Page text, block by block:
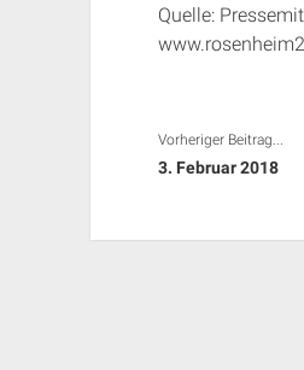
Quelle:
Vorheriger Beitrag...
3. Februar 2018